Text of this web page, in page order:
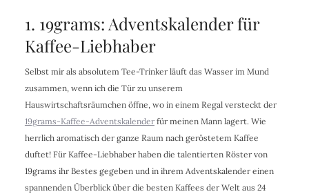
1. 19grams: Adventskalender für
Kaffee-Liebhaber
Selbst mir als absolutem Tee-Trinker läuft das Wasser im Mund
zusammen, wenn ich die Tür zu unserem
Hauswirtschaftsräumchen öffne, wo in einem Regal versteckt der
19grams-Kaffee-Adventskalenderfür meinen Mann lagert. Wie
herrlich aromatisch der ganze Raum nach geröstetem Kaffee
duftet! Für Kaffee-Liebhaber haben die talentierten Röster von
19grams ihr Bestes gegeben und in ihrem Adventskalender einen
spannenden Überblick über die besten Kaffees der Welt aus 24